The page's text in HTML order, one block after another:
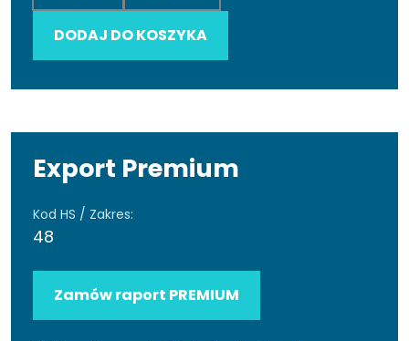
DODAJ DO KOSZYKA
Export Premium
Kod HS / Zakres:
48
Zamów raport PREMIUM